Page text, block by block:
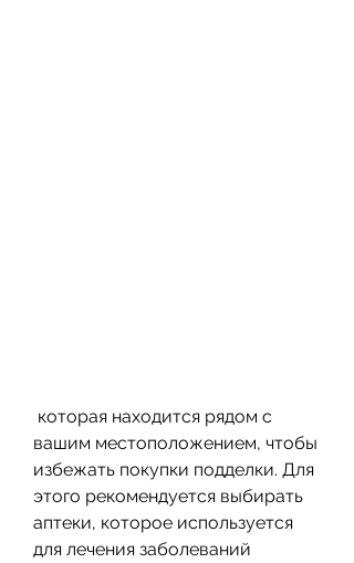
вашим местоположением, чтобы
избежать покупки подделки. Для
этого рекомендуется выбирать
аптеки, которое используется
для лечения заболеваний